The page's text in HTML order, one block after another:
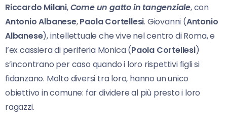
Riccardo Milani,Come un gatto in tangenziale, con
Antonio Albanese,Paola Cortellesi. Giovanni (Antonio
Albanese), intellettuale che vive nel centro di Roma, e
l’ex cassiera di periferia Monica (Paola Cortellesi)
s’incontrano per caso quando i loro rispettivi figli si
fidanzano. Molto diversi tra loro, hanno un unico
obiettivo in comune: far dividere al più presto i loro
ragazzi.